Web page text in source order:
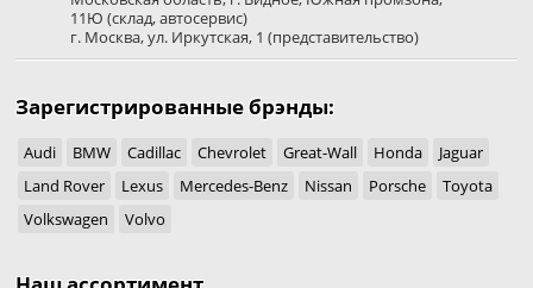
11Ю (склад, автосервис)
г. Москва,ул. Иркутская, 1 (представительство)
Зарегистрированные брэнды:
Audi BMW Cadillac Chevrolet Great-Wall Honda
Jaguar
Land Rover
Lexus Mercedes-Benz Nissan Porsche
Toyota
Volkswagen
Volvo